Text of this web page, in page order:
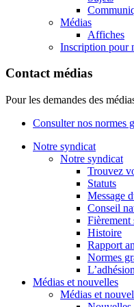
Médias
Affiches
Inscription pour
Contact médias
Pour les demandes des
Consulter nos normes
Notre syndicat
Notre syndicat
Trouvez
Statuts
Message
Conseil
Fièrement
Histoire
Rapport
Normes
Médias et nouvelles
Médias et